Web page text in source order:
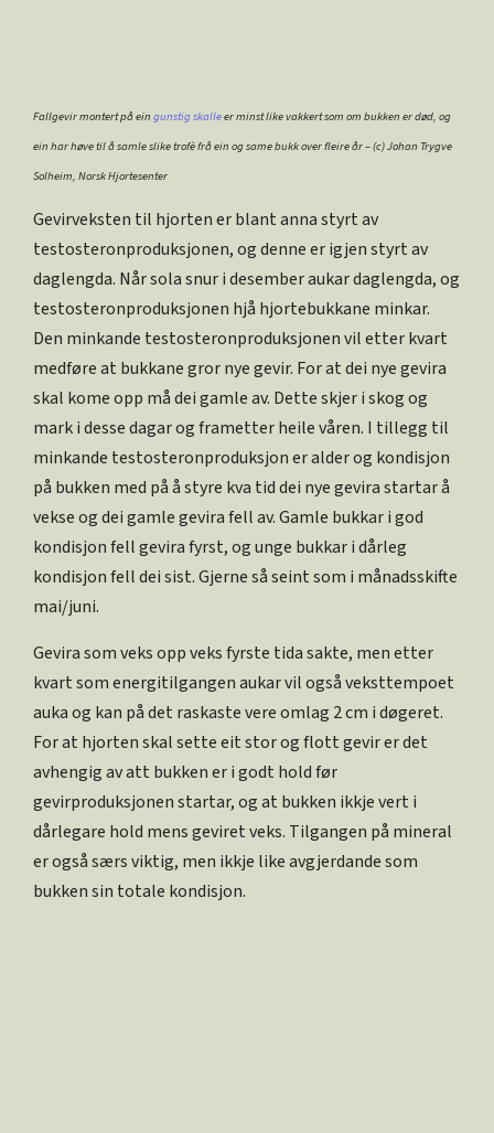
Fallgevir montert på ein gunstig skalleer minst like vakkert som om bukken er død, og
ein har høve til å samle slike trofè frå ein og same bukk over fleire år – (c) Johan Trygve
Solheim, Norsk Hjortesenter
Gevirveksten til hjorten er blant anna styrt av
testosteronproduksjonen, og denne er igjen styrt av
daglengda. Når sola snur i desember aukar daglengda, og
testosteronproduksjonen hjå hjortebukkane minkar.
Den minkande testosteronproduksjonen vil etter kvart
medføre at bukkane gror nye gevir. For at dei nye gevira
skal kome opp må dei gamle av. Dette skjer i skog og
mark i desse dagar og frametter heile våren. I tillegg til
minkande testosteronproduksjon er alder og kondisjon
på bukken med på å styre kva tid dei nye gevira startar å
vekse og dei gamle gevira fell av. Gamle bukkar i god
kondisjon fell gevira fyrst, og unge bukkar i dårleg
kondisjon fell dei sist. Gjerne så seint som i månadsskifte
mai/juni.
Gevira som veks opp veks fyrste tida sakte, men etter
kvart som energitilgangen aukar vil også veksttempoet
auka og kan på det raskaste vere omlag 2 cm i døgeret.
For at hjorten skal sette eit stor og flott gevir er det
avhengig av att bukken er i godt hold før
gevirproduksjonen startar, og at bukken ikkje vert i
dårlegare hold mens geviret veks. Tilgangen på mineral
er også særs viktig, men ikkje like avgjerdande som
bukken sin totale kondisjon.